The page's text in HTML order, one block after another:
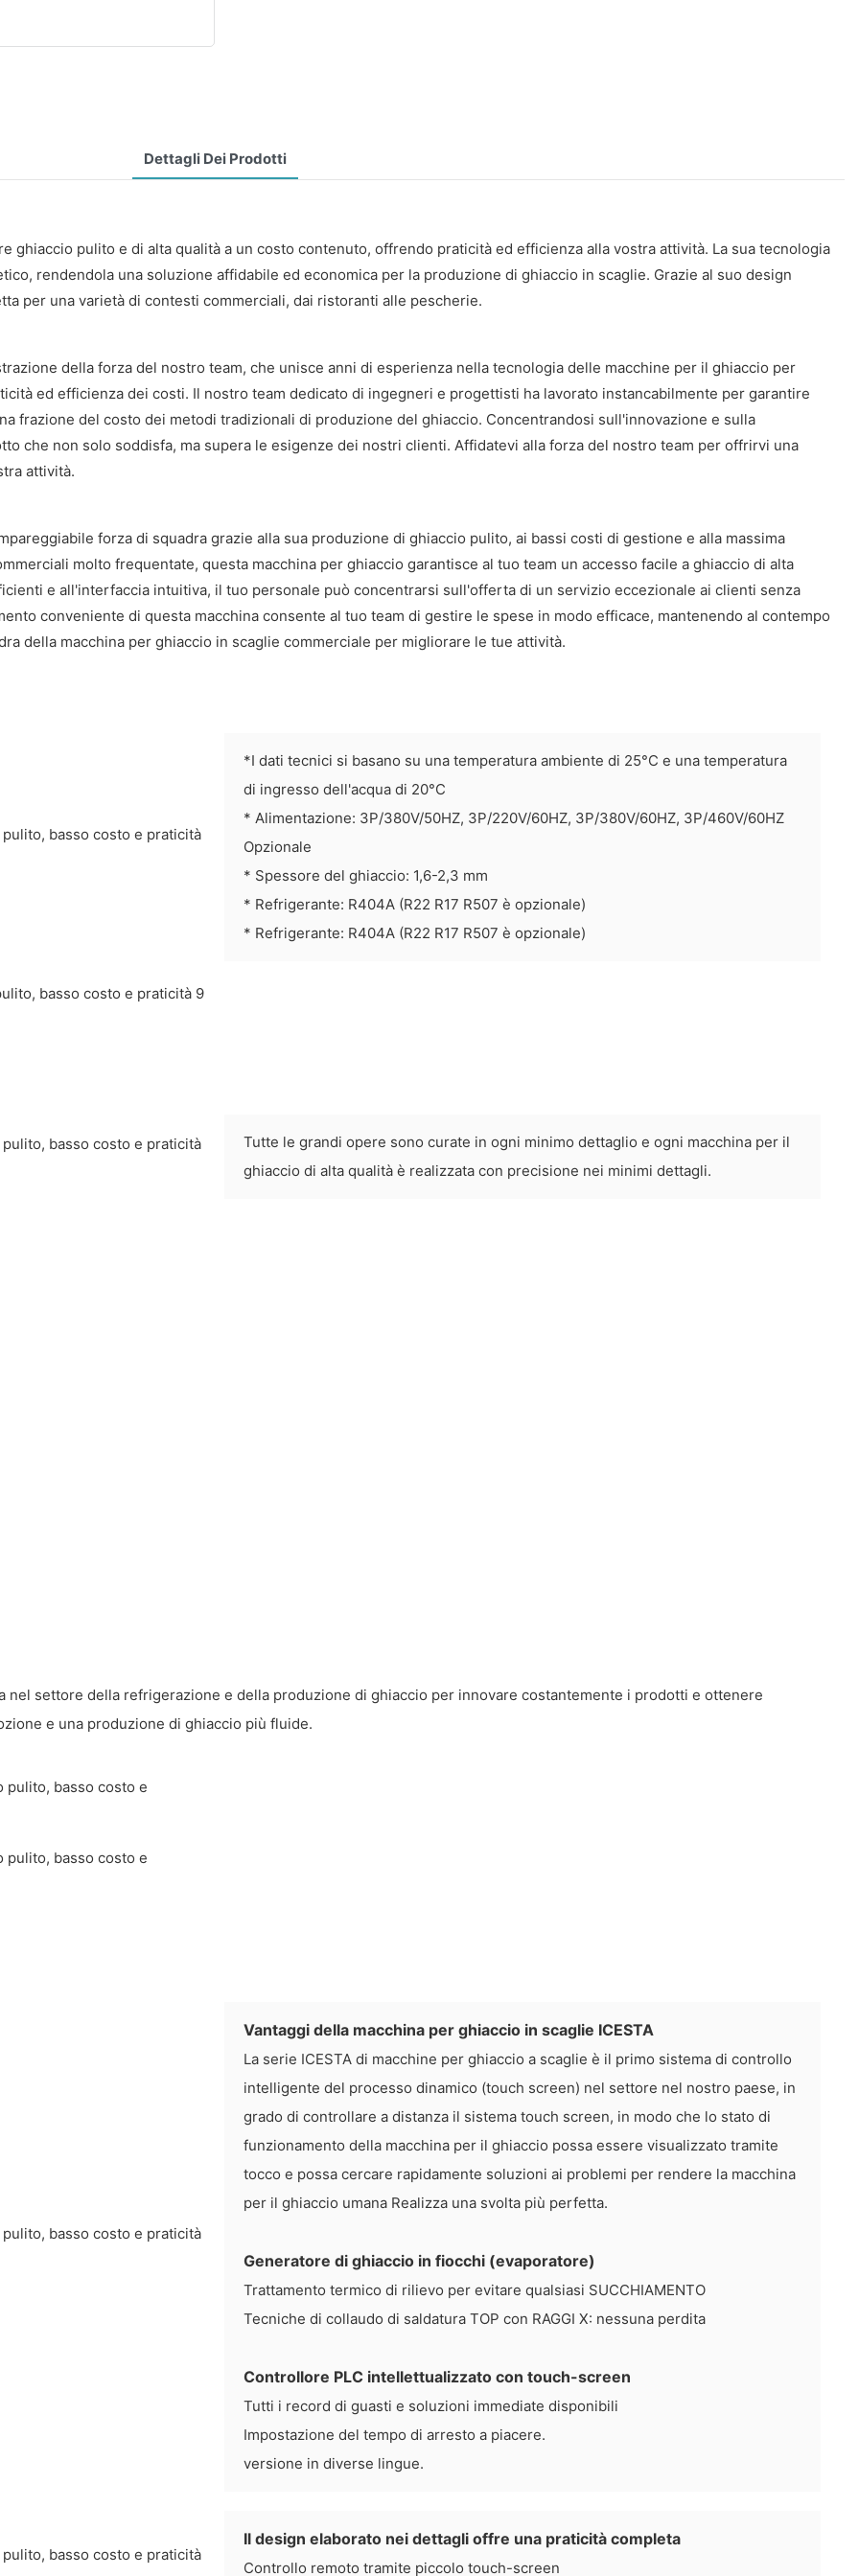
Dettagli Dei Prodotti
ghiaccio pulito e di alta qualità a un costo contenuto, offrendo praticità ed efficienza alla vostra attività. La sua tecnologia
rendendola una soluzione affidabile ed economica per la produzione di ghiaccio in scaglie. Grazie al suo design
per una varietà di contesti commerciali, dai ristoranti alle pescherie.
della forza del nostro team, che unisce anni di esperienza nella tecnologia delle macchine per il ghiaccio per
ed efficienza dei costi. Il nostro team dedicato di ingegneri e progettisti ha lavorato instancabilmente per garantire
frazione del costo dei metodi tradizionali di produzione del ghiaccio. Concentrandosi sull'innovazione e sulla
che non solo soddisfa, ma supera le esigenze dei nostri clienti. Affidatevi alla forza del nostro team per offrirvi una
attività.
forza di squadra grazie alla sua produzione di ghiaccio pulito, ai bassi costi di gestione e alla massima
molto frequentate, questa macchina per ghiaccio garantisce al tuo team un accesso facile a ghiaccio di alta
e all'interfaccia intuitiva, il tuo personale può concentrarsi sull'offerta di un servizio eccezionale ai clienti senza
conveniente di questa macchina consente al tuo team di gestire le spese in modo efficace, mantenendo al contempo
della macchina per ghiaccio in scaglie commerciale per migliorare le tue attività.
*I dati tecnici si basano su una temperatura ambiente di 25°C e una temperatura
di ingresso dell'acqua di 20°C
* Alimentazione: 3P/380V/50HZ, 3P/220V/60HZ, 3P/380V/60HZ, 3P/460V/60HZ
Opzionale
* Spessore del ghiaccio: 1,6-2,3 mm
* Refrigerante: R404A (R22 R17 R507 è opzionale)
* Refrigerante: R404A (R22 R17 R507 è opzionale)
Tutte le grandi opere sono curate in ogni minimo dettaglio e ogni macchina per il
ghiaccio di alta qualità è realizzata con precisione nei minimi dettagli.
nel settore della refrigerazione e della produzione di ghiaccio per innovare costantemente i prodotti e ottenere
e una produzione di ghiaccio più fluide.
Vantaggi della macchina per ghiaccio in scaglie ICESTA
La serie ICESTA di macchine per ghiaccio a scaglie è il primo sistema di controllo
intelligente del processo dinamico (touch screen) nel settore nel nostro paese, in
grado di controllare a distanza il sistema touch screen, in modo che lo stato di
funzionamento della macchina per il ghiaccio possa essere visualizzato tramite
tocco e possa cercare rapidamente soluzioni ai problemi per rendere la macchina
per il ghiaccio umana Realizza una svolta più perfetta.
Generatore di ghiaccio in fiocchi (evaporatore)
Trattamento termico di rilievo per evitare qualsiasi SUCCHIAMENTO
Tecniche di collaudo di saldatura TOP con RAGGI X: nessuna perdita
Controllore PLC intellettualizzato con touch-screen
Tutti i record di guasti e soluzioni immediate disponibili
Impostazione del tempo di arresto a piacere.
versione in diverse lingue.
Il design elaborato nei dettagli offre una praticità completa
Controllo remoto tramite piccolo touch-screen